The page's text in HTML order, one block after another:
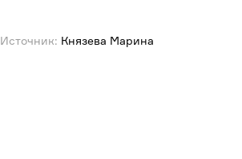
Источник: Князева Марина